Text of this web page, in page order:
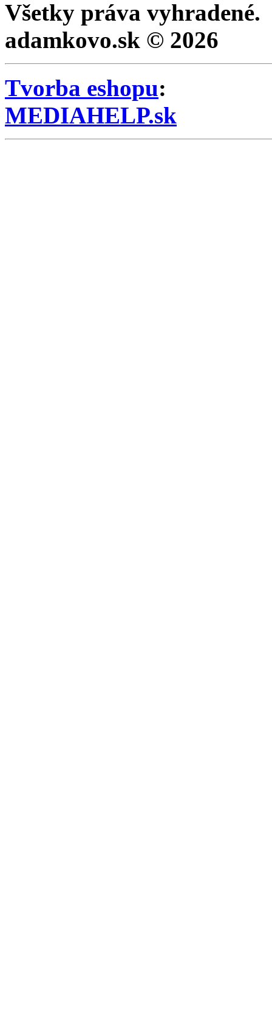
Všetky práva vyhradené.
adamkovo.sk © 2026
Tvorba eshopu:
MEDIAHELP.sk